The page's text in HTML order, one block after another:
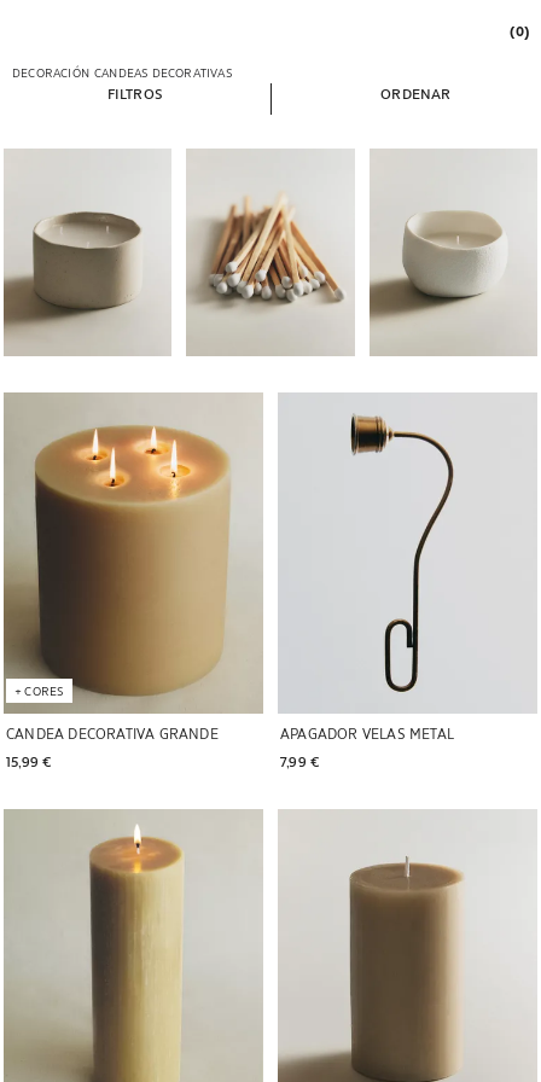
(0)
DECORACIÓN CANDEAS DECORATIVAS
FILTROS ORDENAR
Imaxe cambiada a 1 de 6 Imaxe cambiada a 1 de 7 Imaxe cambiada a 1 de
CANDEA DECORATIVA GRANDE
15,99 €
+CORES
Imaxe cambiada a 1 de 6
APAGADOR VELAS METAL
7,99 €
Imaxe cambiada a 1 de 6
Imaxe cambiada a 1 de 6 Imaxe cambiada a 1 de 6